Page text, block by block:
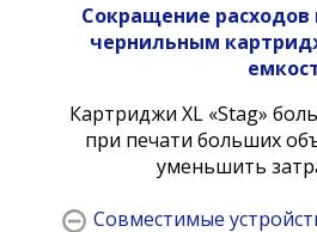
Сокращение расходов
чернильным
Картриджи XL «Stag»
при печати больших
уменьшить
Совместимые